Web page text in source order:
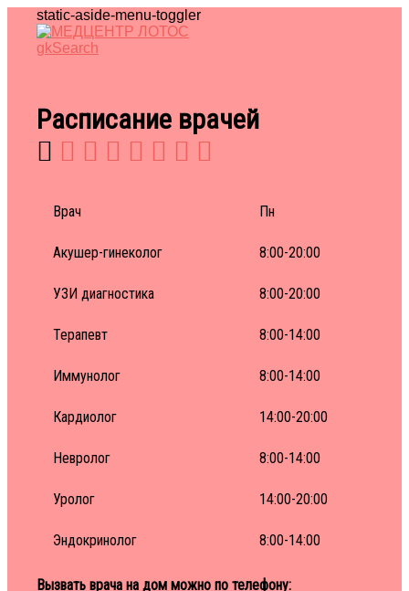
static-aside-menu-toggler
gkSearch
Расписание врачей
Врач Пн
Акушер-гинеколог 8:00-20:00
УЗИ диагностика 8:00-20:00
Терапевт 8:00-14:00
Иммунолог 8:00-14:00
Кардиолог 14:00-20:00
Невролог 8:00-14:00
Уролог 14:00-20:00
Эндокринолог 8:00-14:00
Вызвать врача на дом можно по телефону: